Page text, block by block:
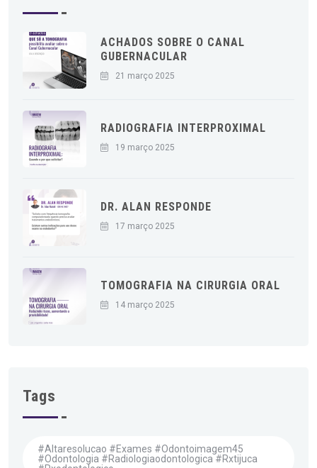
ACHADOS SOBRE O CANAL
GUBERNACULAR
21 março 2025
RADIOGRAFIA INTERPROXIMAL
19 março 2025
DR. ALAN RESPONDE
17 março 2025
TOMOGRAFIA NA CIRURGIA ORAL
14 março 2025
Tags
#altaresolucao #exames #odontoimagem45
#odontologia #radiologiaodontologica #rxtijuca